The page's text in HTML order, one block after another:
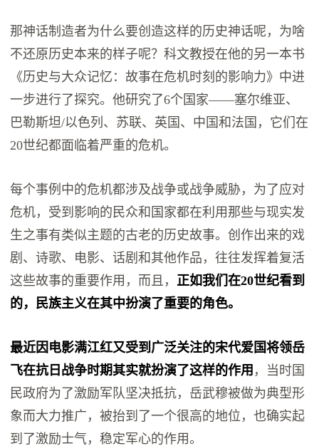
那神话制造者为什么要创造这样的历史神话呢，为啥
不还原历史本来的样子呢？科文教授在他的另一本书
《历史与大众记忆：故事在危机时刻的影响力》中进
一步进行了探究。他研究了6个国家——塞尔维亚、
巴勒斯坦/以色列、苏联、英国、中国和法国，它们在
20世纪都面临着严重的危机。
每个事例中的危机都涉及战争或战争威胁，为了应对
危机，受到影响的民众和国家都在利用那些与现实发
生之事有类似主题的古老的历史故事。创作出来的戏
剧、诗歌、电影、话剧和其他作品，往往发挥着复活
这些故事的重要作用，而且， 正如我们在20世纪看到
的，民族主义在其中扮演了重要的角色。
最近因电影满江红又受到广泛关注的宋代爱国将领岳
飞在抗日战争时期其实就扮演了这样的作用 ，当时国
民政府为了激励军队坚决抵抗，岳武穆被做为典型形
象而大力推广，被抬到了一个很高的地位，也确实起
到了激励士气，稳定军心的作用。